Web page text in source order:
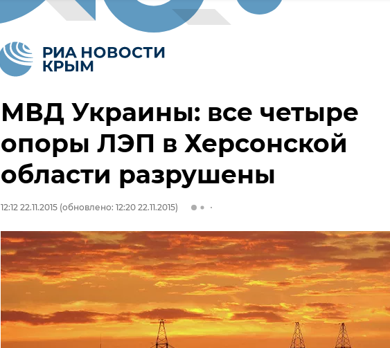
МВД Украины: все четыре
опоры ЛЭП в Херсонской
области разрушены
12:12 22.11.2015 (обновлено: 12:20 22.11.2015)